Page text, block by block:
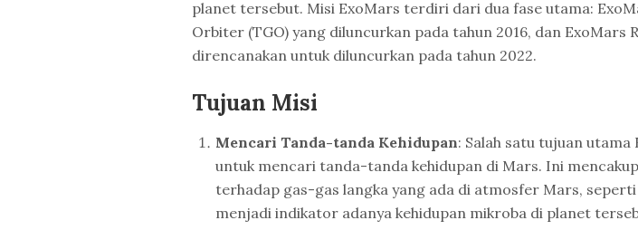
planet tersebut. Misi ExoMars terdiri dari dua fase utama:
Orbiter (TGO) yang diluncurkan pada tahun 2016, dan ExoMars
direncanakan untuk diluncurkan pada tahun 2022.
Tujuan Misi
Mencari Tanda-tanda Kehidupan: Salah satu tujuan utama
untuk mencari tanda-tanda kehidupan di Mars. Ini
terhadap gas-gas langka yang ada di atmosfer Mars,
menjadi indikator adanya kehidupan mikroba di planet